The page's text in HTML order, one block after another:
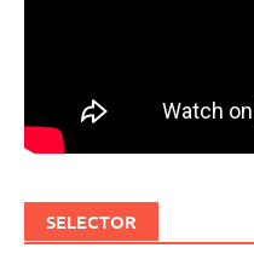
SELECTOR